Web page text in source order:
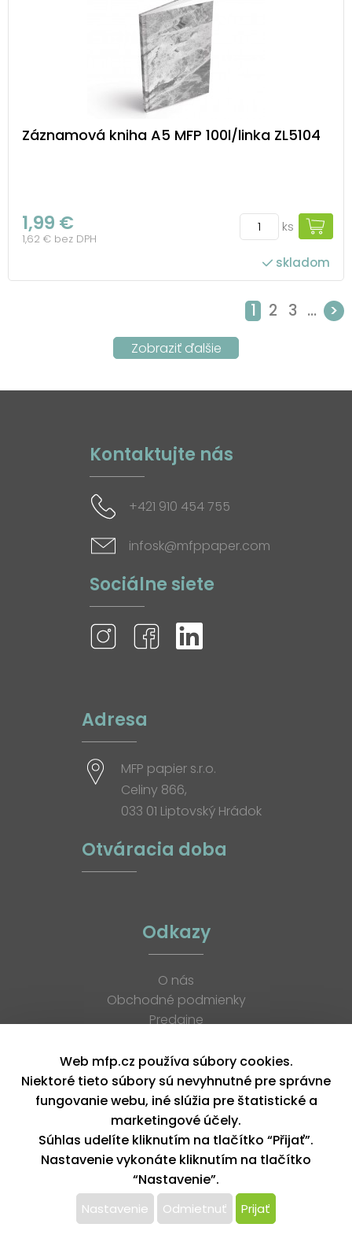
Záznamová kniha A5 MFP 100l/linka ZL5104
1,99 €
1,62 € bez DPH
ks
skladom
1 2 3 ... >
Kontaktujte nás
+421 910 454 755
infosk@mfppaper.com
Sociálne siete
Adresa
MFP papier s.r.o.
Celiny 866,
033 01 Liptovský Hrádok
Otváracia doba
Odkazy
O nás
Obchodné podmienky
Predajne
K stiahnutiu
Blog
Kontakt
Kariéra
XML feed
Copyright © 2026, MFP paper s. r. o. | Všetky práva vyhradené
design by MFP
Tento web používa k poskytovaniu služieb,
Web mfp.cz používa súbory cookies.
Niektoré tieto súbory sú nevyhnutné pre správne
fungovanie webu, iné slúžia pre štatistické a
marketingové účely.
Súhlas udelíte kliknutím na tlačítko “Přijať”.
Nastavenie vykonáte kliknutím na tlačítko
“Nastavenie”.
Nastavenie Odmietnuť Prijať